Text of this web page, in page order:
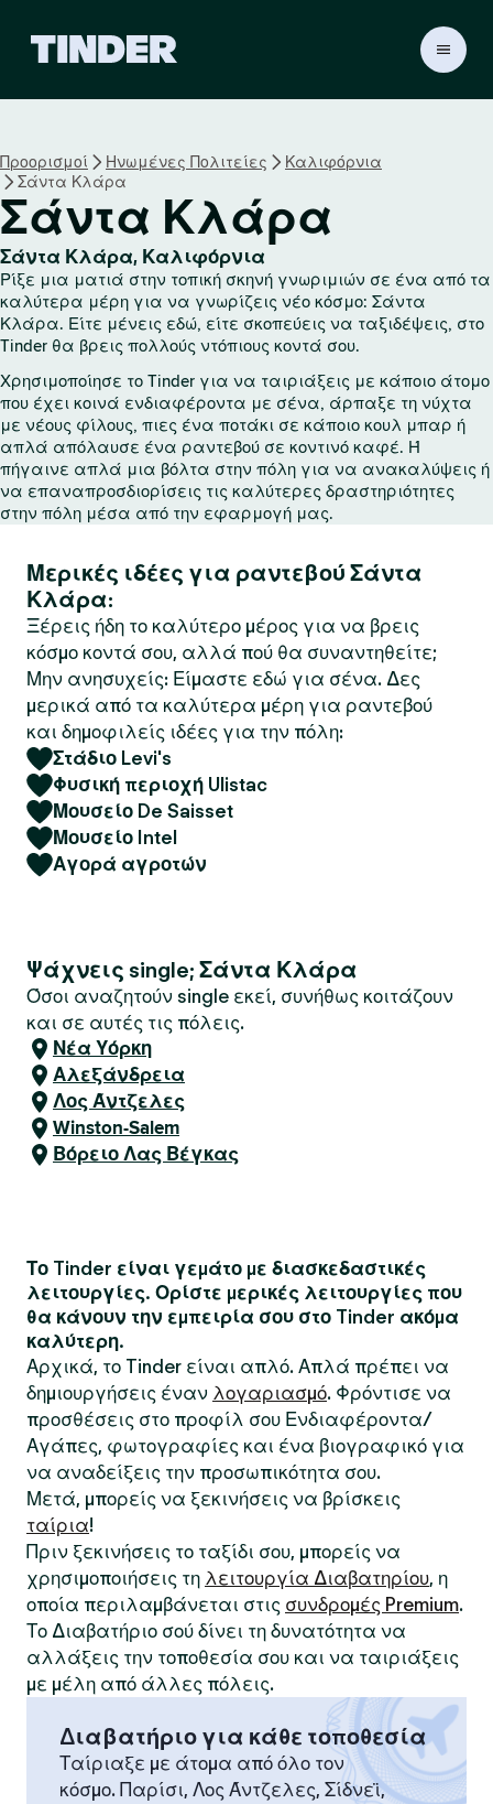
ή
ε
λ
ί
δ
α
T
i
d
e
r
Προορισμοί Ηνωμένες Πολιτείες
Καλιφόρνια
Σάντα Κλάρα
Σάντα Κλάρα
Σάντα Κλάρα, Καλιφόρνια
Ρίξε μια ματιά στην τοπική σκηνή γνωριμιών σε ένα από τα
καλύτερα μέρη για να γνωρίζεις νέο κόσμο: Σάντα
Κλάρα. Είτε μένεις εδώ, είτε σκοπεύεις να ταξιδέψεις, στο
Tinder θα βρεις πολλούς ντόπιους κοντά σου.
Χρησιμοποίησε το Tinder για να ταιριάξεις με κάποιο άτομο
που έχει κοινά ενδιαφέροντα με σένα, άρπαξε τη νύχτα
με νέους φίλους, πιες ένα ποτάκι σε κάποιο κουλ μπαρ ή
απλά απόλαυσε ένα ραντεβού σε κοντινό καφέ. Ή
πήγαινε απλά μια βόλτα στην πόλη για να ανακαλύψεις ή
να επαναπροσδιορίσεις τις καλύτερες δραστηριότητες
στην πόλη μέσα από την εφαρμογή μας.
Μερικές ιδέες για ραντεβού Σάντα
Κλάρα:
Ξέρεις ήδη το καλύτερο μέρος για να βρεις
κόσμο κοντά σου, αλλά πού θα συναντηθείτε;
Μην ανησυχείς: Είμαστε εδώ για σένα. Δες
μερικά από τα καλύτερα μέρη για ραντεβού
και δημοφιλείς ιδέες για την πόλη:
Στάδιο Levi's
Φυσική περιοχή Ulistac
Μουσείο De Saisset
Μουσείο Intel
Αγορά αγροτών
Ψάχνεις single; Σάντα Κλάρα
Όσοι αναζητούν single εκεί, συνήθως κοιτάζουν
και σε αυτές τις πόλεις.
Νέα Υόρκη
Αλεξάνδρεια
Λος Άντζελες
Winston-Salem
Βόρειο Λας Βέγκας
Το Tinder είναι γεμάτο με διασκεδαστικές
λειτουργίες. Ορίστε μερικές λειτουργίες που
θα κάνουν την εμπειρία σου στο Tinder ακόμα
καλύτερη.
Αρχικά, το Tinder είναι απλό. Απλά πρέπει να
δημιουργήσεις έναν λογαριασμό. Φρόντισε να
προσθέσεις στο προφίλ σου Ενδιαφέροντα/
Αγάπες, φωτογραφίες και ένα βιογραφικό για
να αναδείξεις την προσωπικότητα σου.
Μετά, μπορείς να ξεκινήσεις να βρίσκεις
ταίρια!
Πριν ξεκινήσεις το ταξίδι σου, μπορείς να
χρησιμοποιήσεις τη λειτουργία Διαβατηρίου, η
οποία περιλαμβάνεται στις συνδρομές Premium.
Το Διαβατήριο σού δίνει τη δυνατότητα να
αλλάξεις την τοποθεσία σου και να ταιριάξεις
με μέλη από άλλες πόλεις.
Διαβατήριο για κάθε τοποθεσία
Ταίριαξε με άτομα από όλο τον
κόσμο. Παρίσι, Λος Άντζελες, Σίδνεϊ,